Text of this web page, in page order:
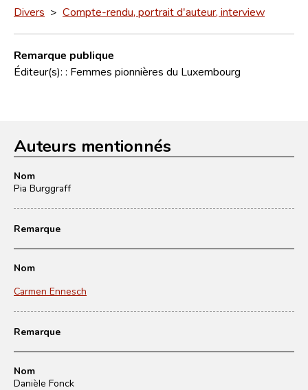
Divers > Compte-rendu, portrait d'auteur, interview
Remarque publique
Éditeur(s): : Femmes pionnières du Luxembourg
Auteurs mentionnés
Nom
Pia Burggraff
Remarque
Nom
Carmen Ennesch
Remarque
Nom
Danièle Fonck